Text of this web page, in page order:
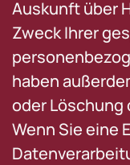
Auskunft über
Zweck Ihrer
haben
oder Löschung
Wenn Sie eine